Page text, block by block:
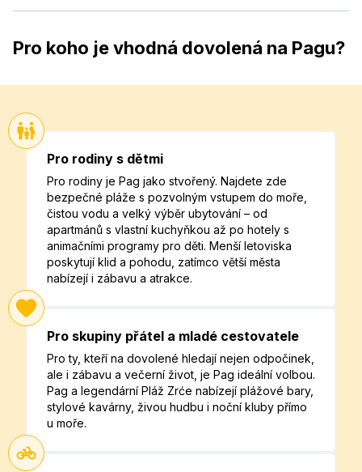
Pro koho je vhodná dovolená na Pagu?
Pro rodiny s dětmi
Pro rodiny je Pag jako stvořený. Najdete zde
bezpečné pláže s pozvolným vstupem do moře,
čistou vodu a velký výběr ubytování – od
apartmánů s vlastní kuchyňkou až po hotely s
animačními programy pro děti. Menší letoviska
poskytují klid a pohodu, zatímco větší města
nabízejí i zábavu a atrakce.
Pro skupiny přátel a mladé cestovatele
Pro ty, kteří na dovolené hledají nejen odpočinek,
ale i zábavu a večerní život, je Pag ideální volbou.
Pag a legendární Pláž Zrće nabízejí plážové bary,
stylové kavárny, živou hudbu i noční kluby přímo
u moře.